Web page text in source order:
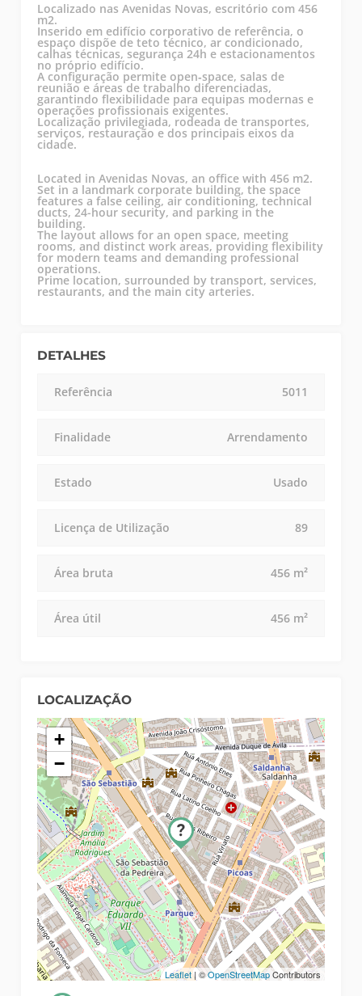
Localizado nas Avenidas Novas, escritório com 456
m2.
Inserido em edifício corporativo de referência, o
espaço dispõe de teto técnico, ar condicionado,
calhas técnicas, segurança 24h e estacionamentos
no próprio edifício.
A configuração permite open‑space, salas de
reunião e áreas de trabalho diferenciadas,
garantindo flexibilidade para equipas modernas e
operações profissionais exigentes.
Localização privilegiada, rodeada de transportes,
serviços, restauração e dos principais eixos da
cidade.
Located in Avenidas Novas, an office with 456 m2.
Set in a landmark corporate building, the space
features a false ceiling, air conditioning, technical
ducts, 24-hour security, and parking in the
building.
The layout allows for an open space, meeting
rooms, and distinct work areas, providing flexibility
for modern teams and demanding professional
operations.
Prime location, surrounded by transport, services,
restaurants, and the main city arteries.
DETALHES
Referência 5011
Finalidade Arrendamento
Estado Usado
Licença de Utilização 89
Área bruta 456 m²
Área útil 456 m²
LOCALIZAÇÃO
+
−
Leaflet| ©OpenStreetMapContributors